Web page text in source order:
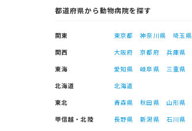
都道府県から動物病院を探す
関東 東京都 神奈川県 埼玉県
関西
大阪府 京都府 兵庫県
東海
愛知県 岐阜県 三重県
北海道
北海道
東北
青森県 秋田県 山形県
甲信越・北陸
長野県 新潟県 石川県